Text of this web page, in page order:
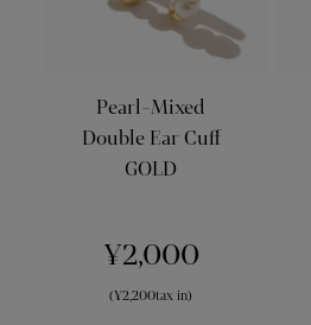
Pearl-Mixed
Double Ear Cuff
GOLD
¥2,000
(¥2,200tax in)